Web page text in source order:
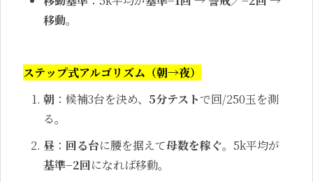
移動。
ステップ式アルゴリズム（朝→夜）
朝 ：候補3台を決め、 5分テストで回/250玉を測
る。
昼 ： 回る台に腰を据えて母数を稼ぐ。5k平均が
基準−2回になれば移動。